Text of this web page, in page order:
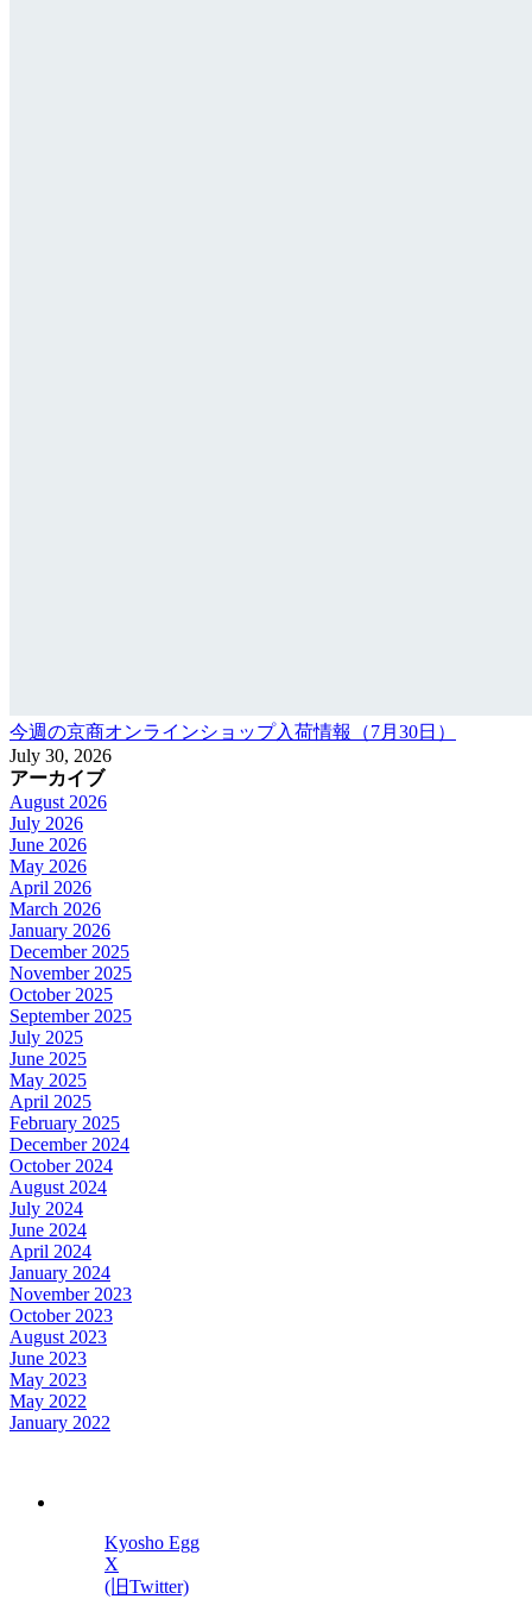
今週の京商オンラインショップ入荷情報（7月30日）
July 30, 2026
アーカイブ
August 2026
July 2026
June 2026
May 2026
April 2026
March 2026
January 2026
December 2025
November 2025
October 2025
September 2025
July 2025
June 2025
May 2025
April 2025
February 2025
December 2024
October 2024
August 2024
July 2024
June 2024
April 2024
January 2024
November 2023
October 2023
August 2023
June 2023
May 2023
May 2022
January 2022
Kyosho Egg
X
(旧Twitter)